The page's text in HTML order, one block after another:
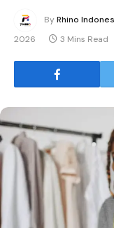
ByRhino
2026
3 Mins Read